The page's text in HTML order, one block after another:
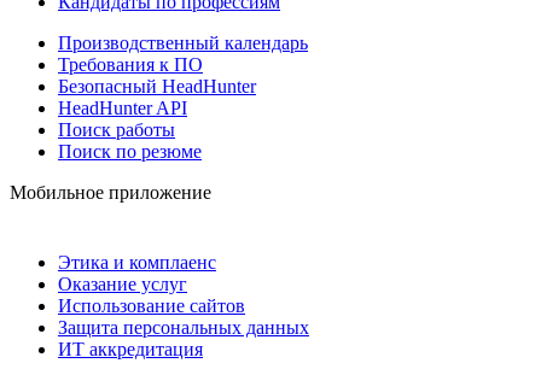
Производственный календарь
Требования к ПО
Безопасный HeadHunter
HeadHunter API
Поиск работы
Поиск по резюме
Мобильное приложение
Этика и комплаенс
Оказание услуг
Использование сайтов
Защита персональных данных
ИТ аккредитация